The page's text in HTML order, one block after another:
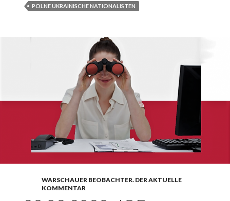
POLNE UKRAINISCHE NATIONALISTEN
WARSCHAUER BEOBACHTER. DER AKTUELLE
KOMMENTAR